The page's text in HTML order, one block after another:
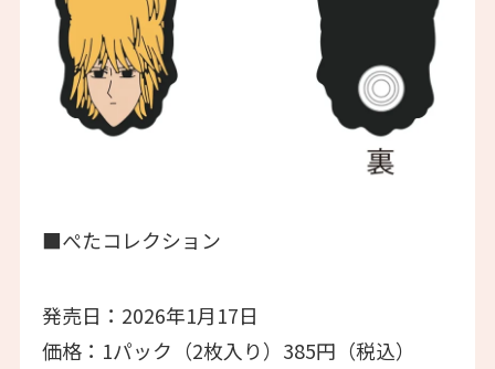
■ぺたコレクション
発売日：2026年1月17日
価格：1パック（2枚入り）385円（税込）